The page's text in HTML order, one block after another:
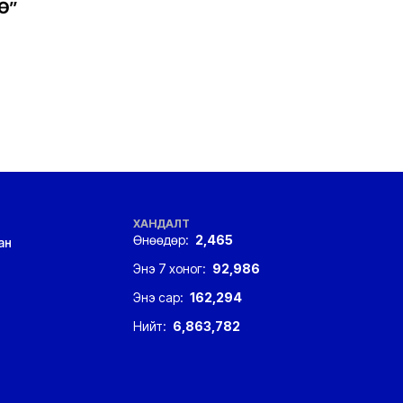
ХАНДАЛТ
Өнөөдөр: 2,465
Энэ 7 хоног: 92,986
Энэ сар: 162,294
Нийт: 6,863,782